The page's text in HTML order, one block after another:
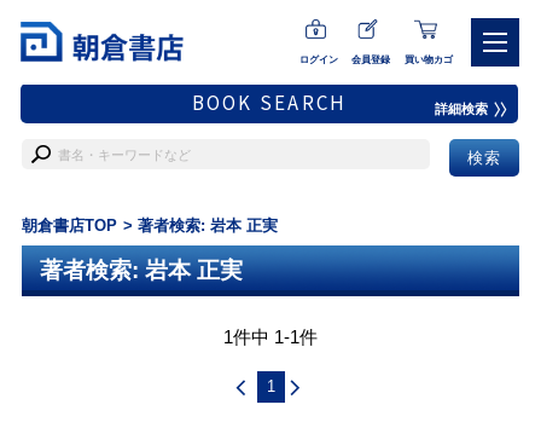
ログイン 会員登録 買い物カゴ
BOOK SEARCH 詳細検索
朝倉書店TOP 著者検索: 岩本 正実
著者検索: 岩本 正実
1件中 1-1件
1